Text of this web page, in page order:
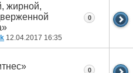
жирной,
12.04.2017 16:35
0
0